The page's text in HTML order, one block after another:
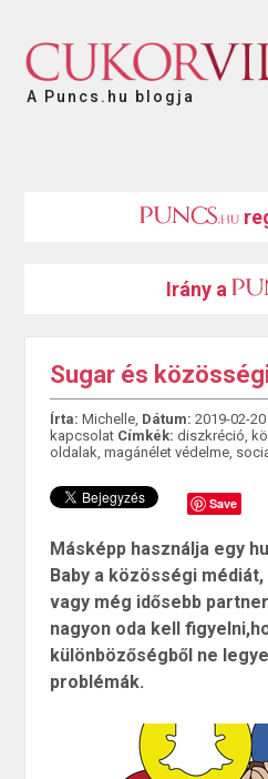
A Puncs.hu blogja
Irány a
Sugar és
Írta: Michelle, Dátum: 2019-02-20
kapcsolat Címkék: diszkréció,
oldalak, magánélet védelme,
Save
Másképp használja egy
Baby a közösségi
vagy még idősebb
nagyon oda kell
különbözőségből ne
problémák.